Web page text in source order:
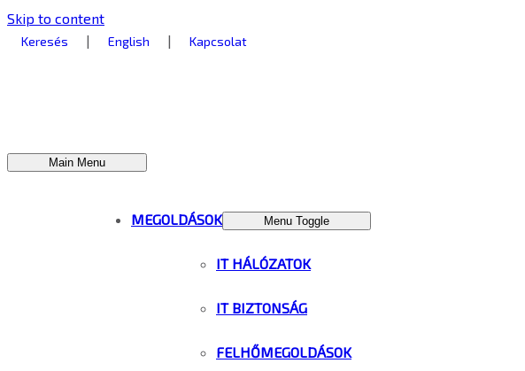
Skip to content
Keresés | English | Kapcsolat
Main Menu
MEGOLDÁSOK Menu Toggle
IT HÁLÓZATOK
IT BIZTONSÁG
FELHŐMEGOLDÁSOK